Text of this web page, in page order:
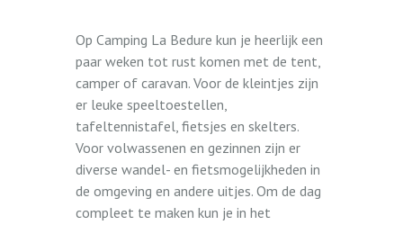
Op Camping La Bedure kun je heerlijk een
paar weken tot rust komen met de tent,
camper of caravan. Voor de kleintjes zijn
er leuke speeltoestellen,
tafeltennistafel, fietsjes en skelters.
Voor volwassenen en gezinnen zijn er
diverse wandel- en fietsmogelijkheden in
de omgeving en andere uitjes. Om de dag
compleet te maken kun je in het